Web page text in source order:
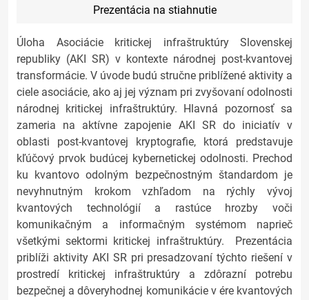
Prezentácia na stiahnutie
Úloha Asociácie kritickej infraštruktúry Slovenskej
republiky (AKI SR) v kontexte národnej post-kvantovej
transformácie. V úvode budú stručne priblížené aktivity a
ciele asociácie, ako aj jej význam pri zvyšovaní odolnosti
národnej kritickej infraštruktúry. Hlavná pozornosť sa
zameria na aktívne zapojenie AKI SR do iniciatív v
oblasti post-kvantovej kryptografie, ktorá predstavuje
kľúčový prvok budúcej kybernetickej odolnosti. Prechod
ku kvantovo odolným bezpečnostným štandardom je
nevyhnutným krokom vzhľadom na rýchly vývoj
kvantových technológií a rastúce hrozby voči
komunikačným a informačným systémom naprieč
všetkými sektormi kritickej infraštruktúry. Prezentácia
priblíži aktivity AKI SR pri presadzovaní týchto riešení v
prostredí kritickej infraštruktúry a zdôrazní potrebu
bezpečnej a dôveryhodnej komunikácie v ére kvantových